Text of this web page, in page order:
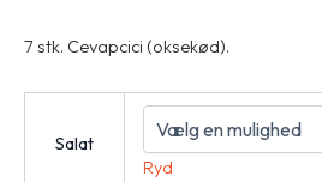
7 stk. Cevapcici (oksekød).
Salat
Ryd